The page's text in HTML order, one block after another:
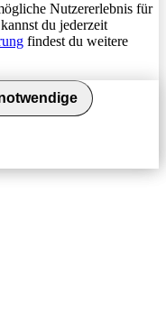
Nutzererlebnis für
du jederzeit
findest du weitere